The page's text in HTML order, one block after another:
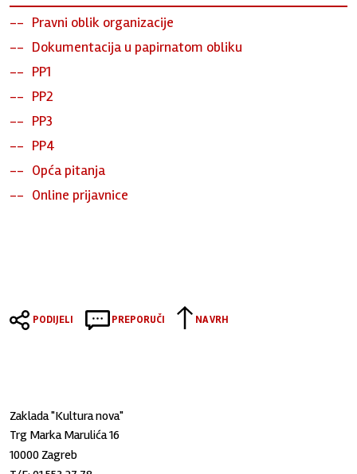
Pravni oblik organizacije
Dokumentacija u papirnatom obliku
PP1
PP2
PP3
PP4
Opća pitanja
Online prijavnice
PODIJELI PREPORUČI NA VRH
Zaklada "Kultura nova"
Trg Marka Marulića 16
10000 Zagreb